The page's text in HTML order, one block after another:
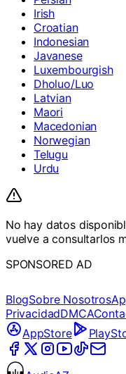
Irish
Croatian
Indonesian
Javanese
Luxembourgish
Dholuo/Luo
Latvian
Maori
Macedonian
Norwegian
Telugu
Urdu
No hay datos
vuelve a consultarlos
SPONSORED AD
BlogSobre Nosotros
PrivacidadDMCA
AppStore